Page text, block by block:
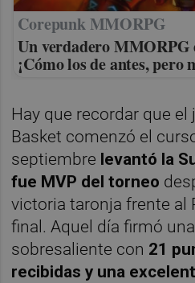
Corepunk MMORPG
Un verdadero MMORPG
¡Cómo los de antes, pero
Hay que recordar que
Basket comenzó el
septiembre levantó la
fue MVP del torneo
victoria taronja frente al
final. Aquel día firmó
sobresaliente con 21
recibidas y una